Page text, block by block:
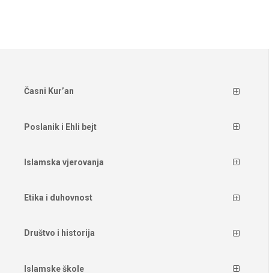
Časni Kur’an
Poslanik i Ehli bejt
Islamska vjerovanja
Etika i duhovnost
Društvo i historija
Islamske škole